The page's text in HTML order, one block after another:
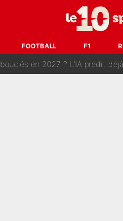
FOOTBALL F1
à l’OM : Le départ
: Bruno Genesio fait une
en 2027 ? L'IA prédit